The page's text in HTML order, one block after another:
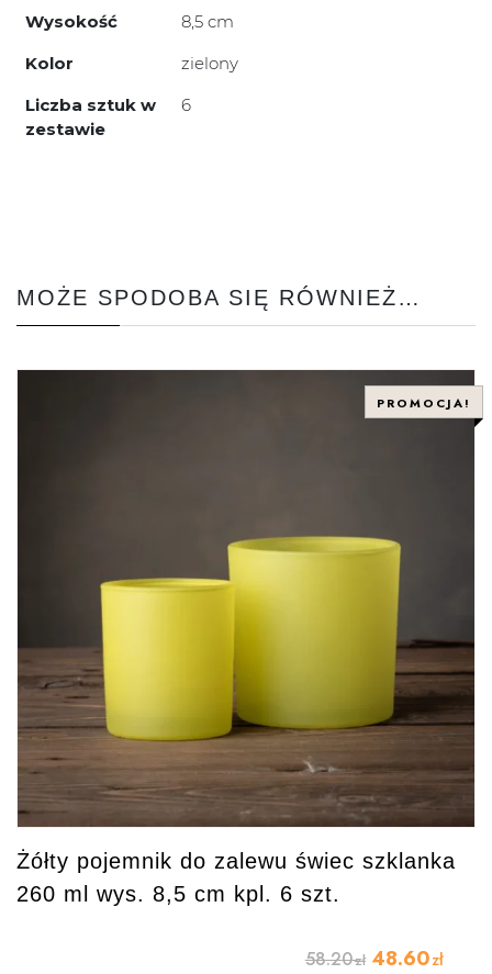
Wysokość
8,5 cm
Kolor
zielony
Liczba sztuk w
zestawie
6
MOŻE SPODOBA SIĘ RÓWNIEŻ…
PROMOCJA!
Żółty pojemnik do zalewu świec szklanka
260 ml wys. 8,5 cm kpl. 6 szt.
58.20zł 48.60zł